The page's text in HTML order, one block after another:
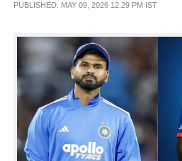
LIFESTYLE
SPIRITUAL
INFO+
ART
PUBLISHED: MAY 09, 2026 12:29 PM IST